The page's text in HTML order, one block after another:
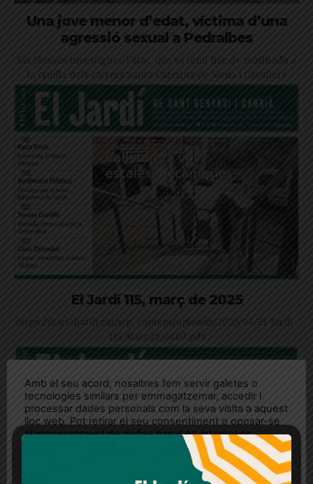
Una jove menor d’edat, víctima d’una
agressió sexual a Pedralbes
Els Mossos investiguen l'atac, que va tenir lloc de matinada a
la cruïlla dels carrers Santa Caterina de Siena i Cavallers
El Jardí 115, març de 2025
https://diarieljardi.cat/wp-content/uploads/2025/04/El-Jardi-
115_Marc25_0403.pdf
Amb el seu acord, nosaltres fem servir galetes o
tecnologies similars per emmagatzemar, accedir i
processar dades personals com la seva visita a aquest
lloc web. Pot retirar el seu consentiment o oposar-se
al processament de dades basat en interessos
legítims en qualsevol moment fent clic a "Ajustos de
cookies" o a la nostra Política de privacitat en aquest
lloc web. Si cliques "acceptar" dones el teu